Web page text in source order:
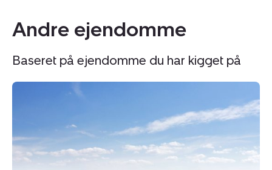
Andre ejendomme
Baseret på ejendomme du har kigget på
Planteavlsgård
jord:
Lunden